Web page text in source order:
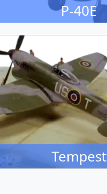
P-40E
Tempest